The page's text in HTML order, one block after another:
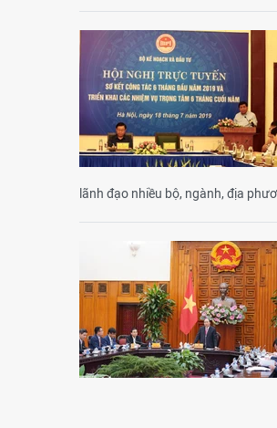
lãnh đạo nhiều bộ, ngành, địa